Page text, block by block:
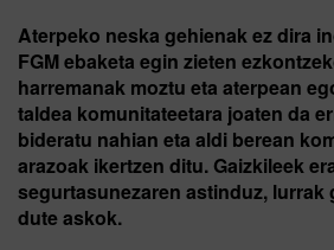
Aterpeko neska gehienak ez dira
FGM ebaketa egin zieten
harremanak moztu eta aterpean
taldea komunitateetara joaten da
bideratu nahian eta aldi berean
arazoak ikertzen ditu. Gaizkileek
segurtasunezaren astinduz, lurrak
dute askok.